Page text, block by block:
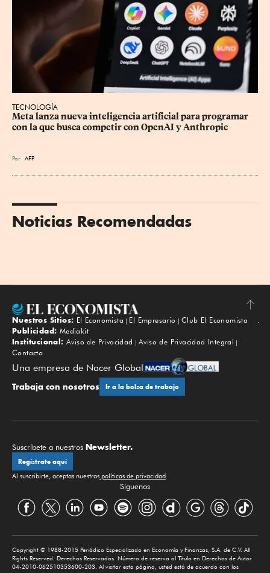
TECNOLOGÍA
Meta lanza nueva inteligencia artificial para programar
con la que busca competir con OpenAI y Anthropic
Por AFP
Noticias Recomendadas
Subir
Nuestros Sitios: El Economista El Empresario
Club El Economista
Publicidad: Mediakit
Institucional: Aviso de Privacidad
Aviso de Privacidad Integral
Contacto
Una empresa de Nacer Global
Trabaja con nosotros Ir a la bolsa de trabajo
Suscríbete a nuestros Newsletter.
Regístrate aquí
Al suscribirte, aceptas nuestras políticas de privacidad
Síguenos
Copyright © 1988-2015 Periódico Especializado en Economía y Finanzas, S.A. de C.V. All
Rights Reserved. Derechos Reservados. Número de reserva al Título en Derechos de Autor
04-2010-062510353600-203. Al visitar esta página, usted está de acuerdo con los